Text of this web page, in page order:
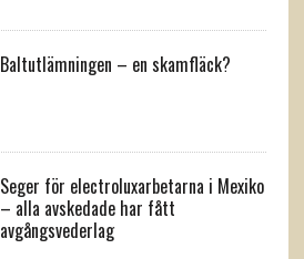
Baltutlämningen – en skamfläck?
Seger för electroluxarbetarna i Mexiko
– alla avskedade har fått
avgångsvederlag